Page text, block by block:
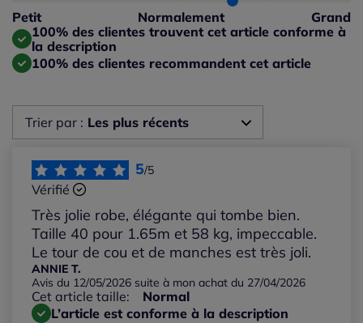
Petit Normalement Grand
Taille grand : 33%
100% des clientes trouvent cet article conforme à
la description
100% des clientes recommandent cet article
Trier par : Les plus récents
Les plus récents
Les plus anciens
Notes les plus élevées
Notes les plus basses
5/5
Vérifié
Très jolie robe, élégante qui tombe bien.
Taille 40 pour 1.65m et 58 kg, impeccable.
Le tour de cou et de manches est très joli.
ANNIE T.
Avis du 12/05/2026 suite à mon achat du 27/04/2026
Cet article taille:
Normal
L’article est conforme à la description